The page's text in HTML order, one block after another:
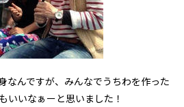
なんですが、みんなでうちわを作った
いいなぁーと思いました！